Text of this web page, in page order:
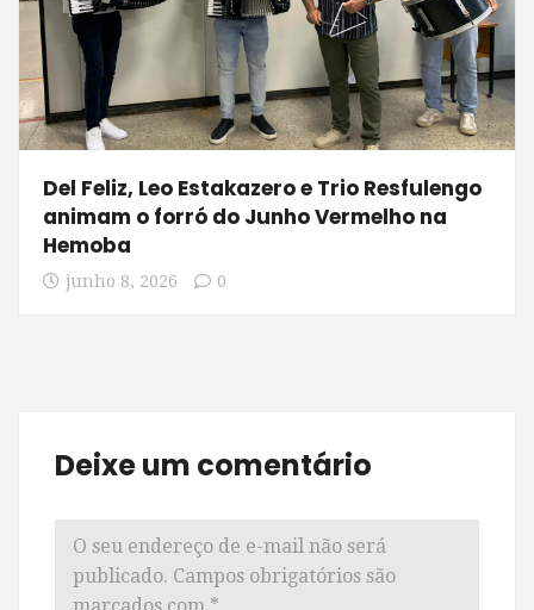
Del Feliz, Leo Estakazero e Trio Resfulengo
animam o forró do Junho Vermelho na
Hemoba
junho 8, 2026 0
Deixe um comentário
O seu endereço de e-mail não será
publicado. Campos obrigatórios são